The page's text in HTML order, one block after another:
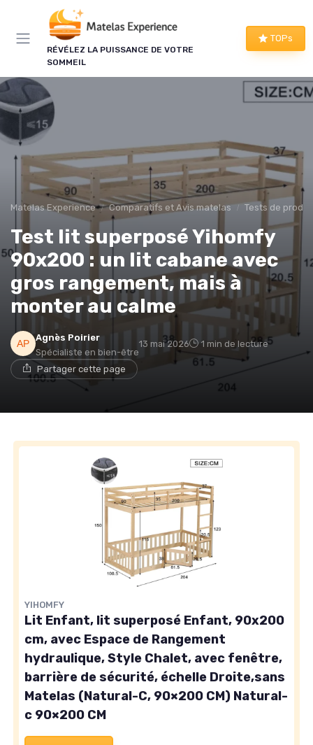
RÉVÉLEZ LA PUISSANCE DE VOTRE
SOMMEIL
TOPs
Matelas Experience Comparatifs et Avis matelas Tests de
Test lit superposé Yihomfy
90x200 : un lit cabane avec
gros rangement, mais à
monter au calme
Agnès Poirier
Spécialiste en bien-être
13 mai 2026 1 min de lecture
Partager cette page
YIHOMFY
Lit Enfant, lit superposé Enfant, 90x200
cm, avec Espace de Rangement
hydraulique, Style Chalet, avec fenêtre,
barrière de sécurité, échelle Droite,sans
Matelas (Natural-C, 90×200 CM) Natural-
c 90×200 CM
Panneau de gestion des cookies